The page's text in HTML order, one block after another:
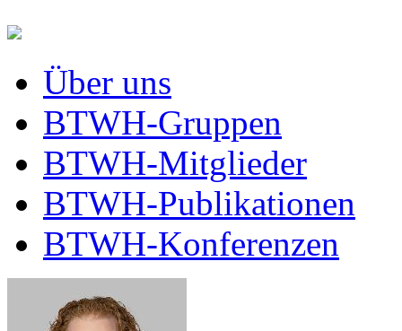
Über uns
BTWH-Gruppen
BTWH-Mitglieder
BTWH-Publikationen
BTWH-Konferenzen